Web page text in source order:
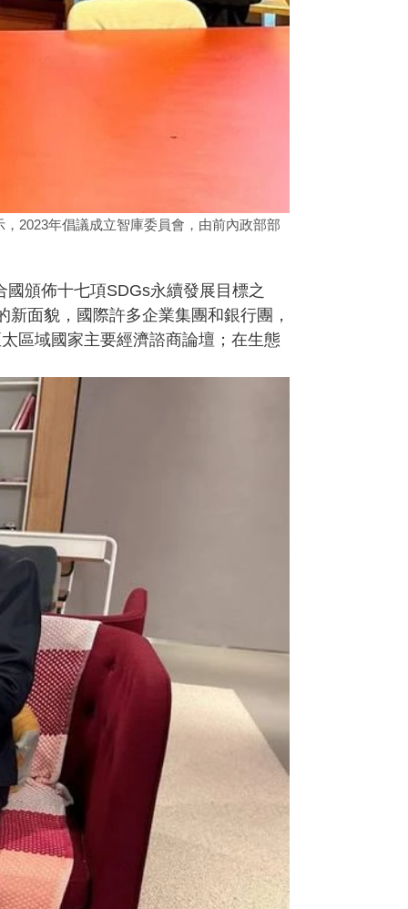
2023年倡議成立智庫委員會，由前內政部部
頒佈十七項SDGs永續發展目標之
面貌，國際許多企業集團和銀行團，
區域國家主要經濟諮商論壇；在生態